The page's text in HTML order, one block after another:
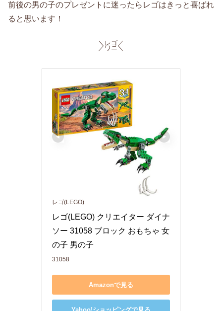
前後の男の子のプレゼントに迷ったらレゴはきっと喜ばれ
ると思います！
＼レゴ／
／ワニ＼
レゴ(LEGO)
レゴ(LEGO) クリエイター ダイナ
ソー 31058 ブロック おもちゃ 女
の子 男の子
31058
Amazonで見る